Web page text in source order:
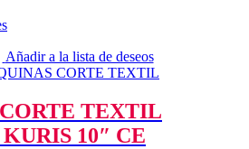
Añadir a la lista de deseos
CORTE TEXTIL
TEXTIL
10″ CE